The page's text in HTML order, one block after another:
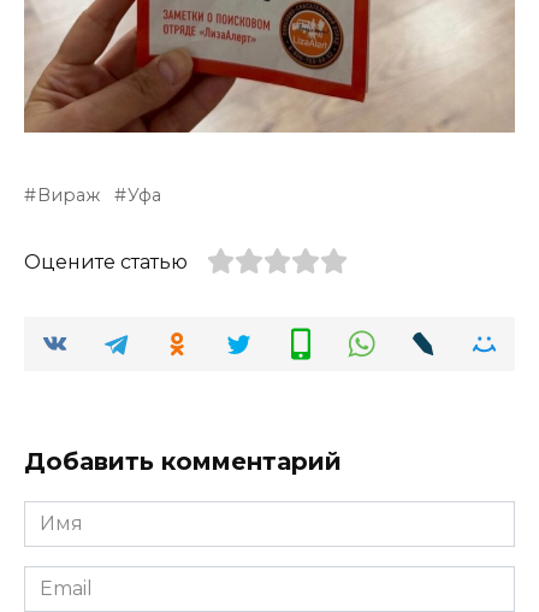
Вираж Уфа
Оцените статью
Добавить комментарий
Имя
*
Email